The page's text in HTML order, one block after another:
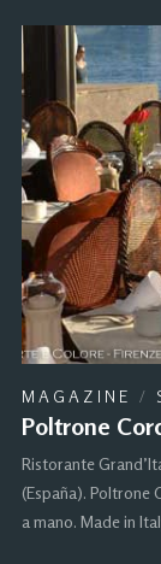
MAGAZINE /
Poltrone
Ristorante
(España). Poltrone
a mano. Made in